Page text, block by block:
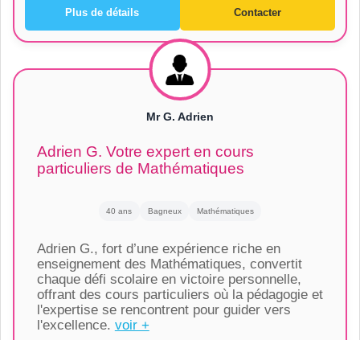
Plus de détails Contacter
Mr G. Adrien
Adrien G. Votre expert en cours
particuliers de Mathématiques
40 ans Bagneux Mathématiques
Adrien G., fort d’une expérience riche en
enseignement des Mathématiques, convertit
chaque défi scolaire en victoire personnelle,
offrant des cours particuliers où la pédagogie et
l'expertise se rencontrent pour guider vers
l'excellence. voir +